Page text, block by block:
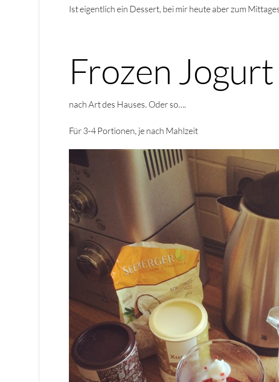
Ist eigentlich ein Dessert, bei mir heute aber zum
Frozen Jogurt
nach Art des Hauses. Oder so….
Für 3-4 Portionen, je nach Mahlzeit